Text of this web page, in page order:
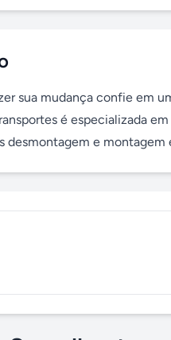
sua mudança confie em
é especializada
desmontagem e